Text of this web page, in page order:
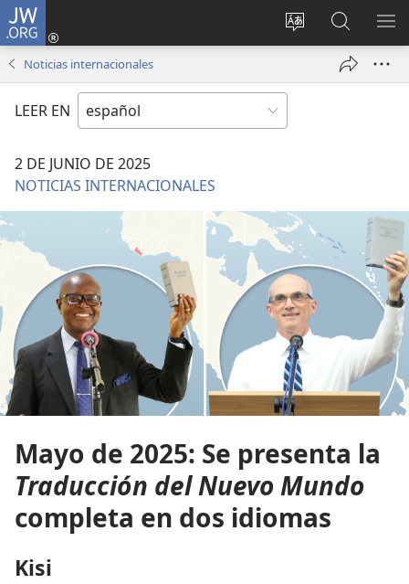
JW.ORG
Cambiar
del sitio
Iniciar
sesión
nueva
en
jw.org
Noticias internacionales
LEER EN
2 DE JUNIO DE 2025
NOTICIAS INTERNACIONALES
Mayo de 2025: Se presenta la
Traducción del Nuevo Mundo
completa en dos idiomas
Kisi